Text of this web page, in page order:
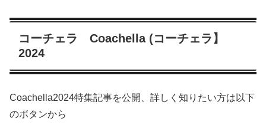
コーチェラ Coachella (コーチェラ】
2024
Coachella2024特集記事を公開、詳しく知りたい方は以下
のボタンから